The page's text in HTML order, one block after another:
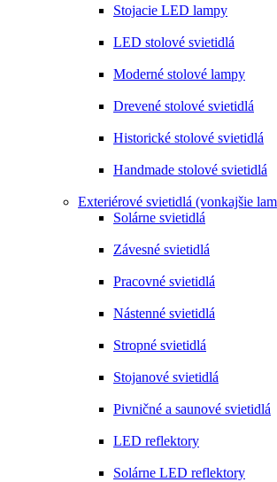
Stojacie LED lampy
LED stolové svietidlá
Moderné stolové lampy
Drevené stolové svietidlá
Historické stolové svietidlá
Handmade stolové svietidlá
Exteriérové svietidlá (vonkajšie
Solárne svietidlá
Závesné svietidlá
Pracovné svietidlá
Nástenné svietidlá
Stropné svietidlá
Stojanové svietidlá
Pivničné a saunové svietidlá
LED reflektory
Solárne LED reflektory